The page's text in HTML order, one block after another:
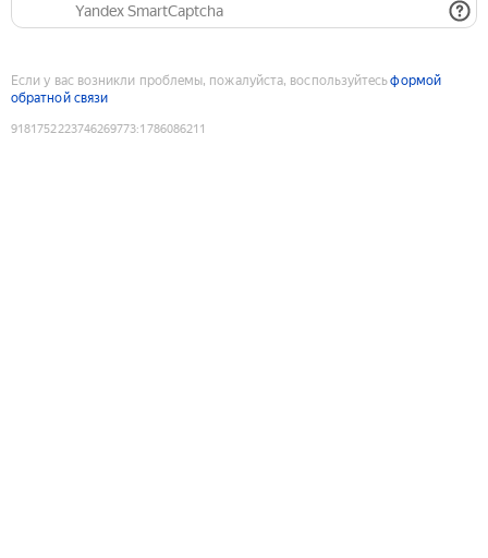
Yandex SmartCaptcha
Если у вас возникли проблемы, пожалуйста, воспользуйтесьформой
обратной связи
9181752223746269773:1786086211